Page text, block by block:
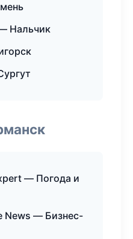
Нальчик
— Погода и
News — Бизнес-